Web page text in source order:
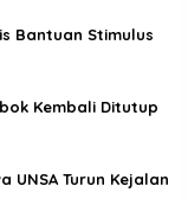
Bantuan Stimulus
Kembali Ditutup
UNSA Turun Kejalan